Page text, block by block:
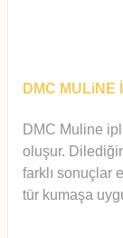
DMC MULiNE
DMC Muline
oluşur. Diledi
farklı sonuçlar
tür kumaşa